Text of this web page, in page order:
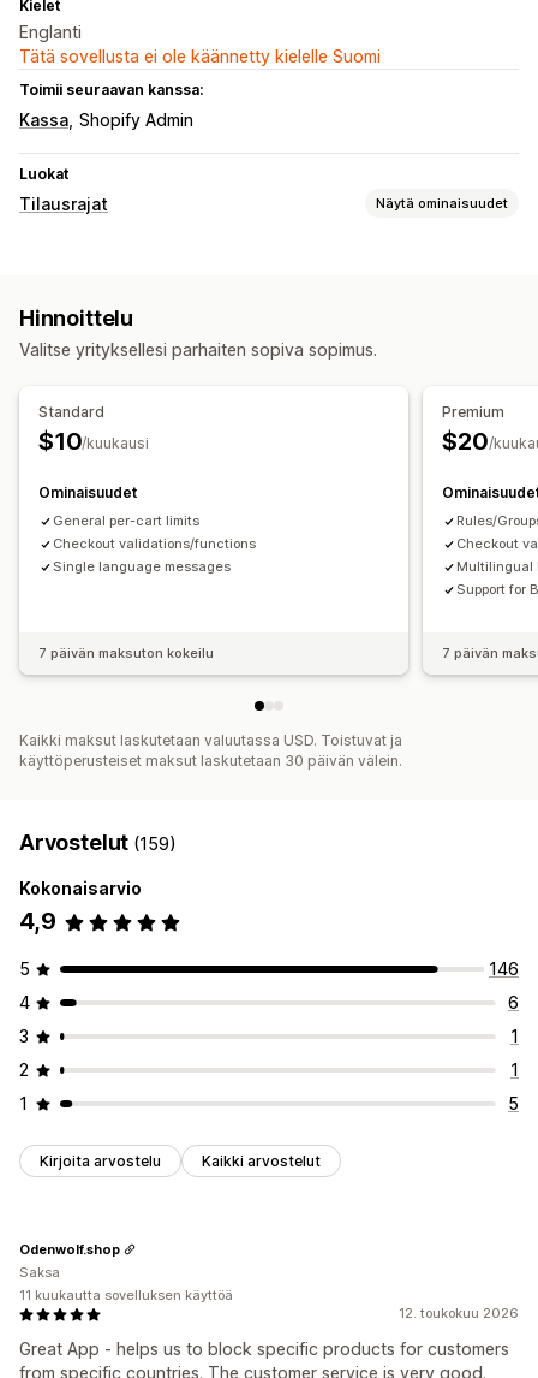
Kielet
Englanti
Tätä sovellusta ei ole käännetty kielelle Suomi
Toimii seuraavan kanssa:
Kassa Shopify Admin
Luokat
Tilausrajat Näytä ominaisuudet
Painoperusteinen
Versiokohtainen Kokoelmakohtainen Asiakastunnisteet
Ostoskorihälytykset
Mukautetut viestit
Hinnoittelu
Valitse yrityksellesi parhaiten sopiva sopimus.
Standard
$10/kuukausi
Ominaisuudet
General per-cart limits
Checkout validations/functions
Single language messages
7 päivän maksuton kokeilu
Premium
$20/
Rules/
Checkout
Multilingual
Support for
7 päivän
Kaikki maksut laskutetaan valuutassa USD. Toistuvat ja
käyttöperusteiset maksut laskutetaan 30 päivän välein.
Arvostelut (159)
Kokonaisarvio
4,9
5
146
4
6
3
1
2
1
1
5
Kirjoita arvostelu Kaikki arvostelut
12. toukokuu 2026
Great App - helps us to block specific products for customers
from specific countries. The customer service is very good.
Odenwolf.shop
Saksa
11 kuukautta sovelluksen käyttöä